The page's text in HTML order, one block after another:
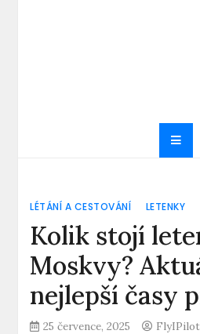
LÉTÁNÍ A CESTOVÁNÍ LETENKY
Kolik stojí
Moskvy?
nejlepší časy
25 července, 2025